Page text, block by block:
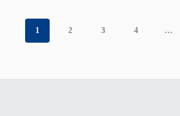
1 2 3 4 …